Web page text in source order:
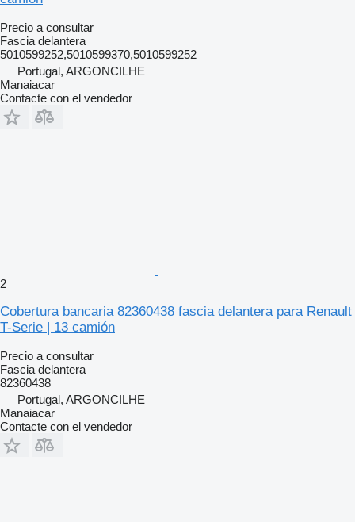
Precio a consultar
Fascia delantera
5010599252,5010599370,5010599252
Portugal, ARGONCILHE
Manaiacar
Contacte con el vendedor
2
Cobertura bancaria 82360438 fascia delantera para Renault
T-Serie | 13 camión
Precio a consultar
Fascia delantera
82360438
Portugal, ARGONCILHE
Manaiacar
Contacte con el vendedor